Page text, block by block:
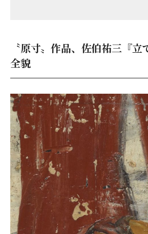
〝原寸〟作品、佐伯祐三『立
全貌